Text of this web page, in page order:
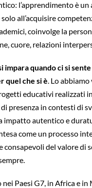
l’apprendimento è
all’acquisire
coinvolge la
cuore, relazioni
impara quando ci si
quel che si è. Lo
educativi realizzati
presenza in contesti di
impatto autentico e
come un processo
consapevoli del valore di
nei Paesi G7, in Africa e